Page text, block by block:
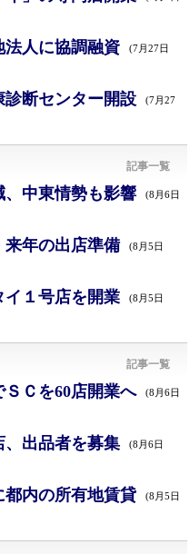
法人に協調融資 (7月27日
断センター開設
(7月27
記事一覧
、中東情勢も影響 (8月6日
来年の出店準備 (8月5日
イ１号店を開業 (8月5日
記事一覧
ＳＣを60店開業へ (8月6日
、出品者を募集 (8月6日
内の所有地賃貸 (8月5日